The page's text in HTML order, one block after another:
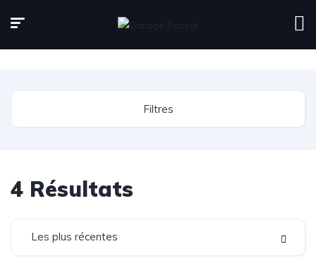
Page d'accueil Inventaire
Filtres
4 Résultats
Les plus récentes